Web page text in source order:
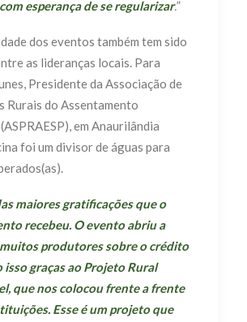
esperança de se regularizar.”
dos eventos também tem sido
as lideranças locais. Para
Presidente da Associação de
Rurais do Assentamento
em Anaurilândia
foi um divisor de águas para
maiores gratificações que o
recebeu. O evento abriu a
muitos produtores sobre o crédito
isso graças ao Projeto Rural
que nos colocou frente a frente
Esse é um projeto que